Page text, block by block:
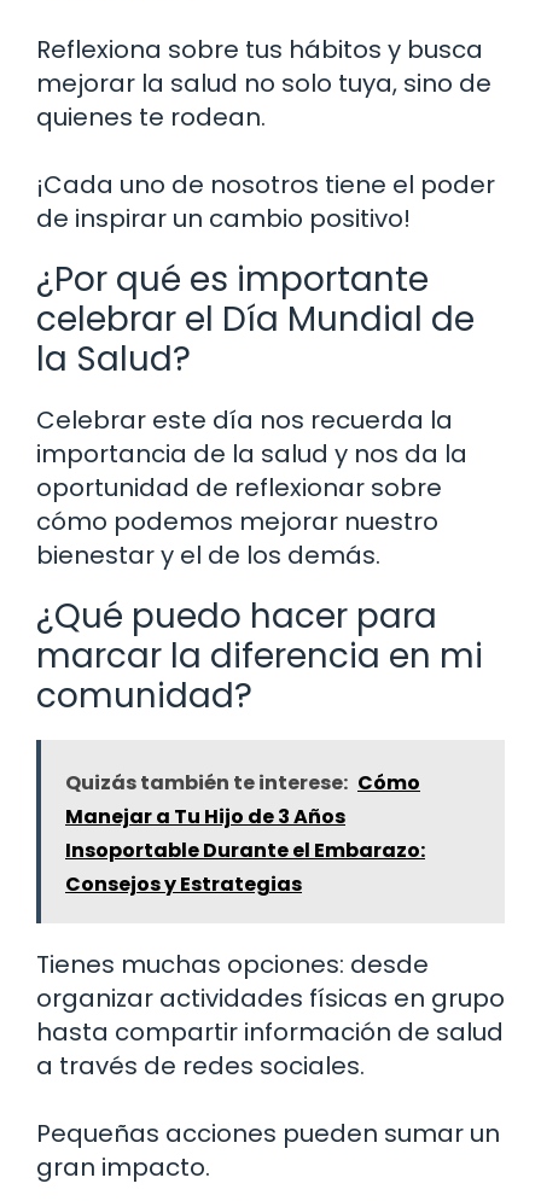
Reflexiona sobre tus hábitos y busca
mejorar la salud no solo tuya, sino de
quienes te rodean.
¡Cada uno de nosotros tiene el poder
de inspirar un cambio positivo!
¿Por qué es importante
celebrar el Día Mundial de
la Salud?
Celebrar este día nos recuerda la
importancia de la salud y nos da la
oportunidad de reflexionar sobre
cómo podemos mejorar nuestro
bienestar y el de los demás.
¿Qué puedo hacer para
marcar la diferencia en mi
comunidad?
Quizás también te interese: Cómo
Manejar a Tu Hijo de 3 Años
Insoportable Durante el Embarazo:
Consejos y Estrategias
Tienes muchas opciones: desde
organizar actividades físicas en grupo
hasta compartir información de salud
a través de redes sociales.
Pequeñas acciones pueden sumar un
gran impacto.